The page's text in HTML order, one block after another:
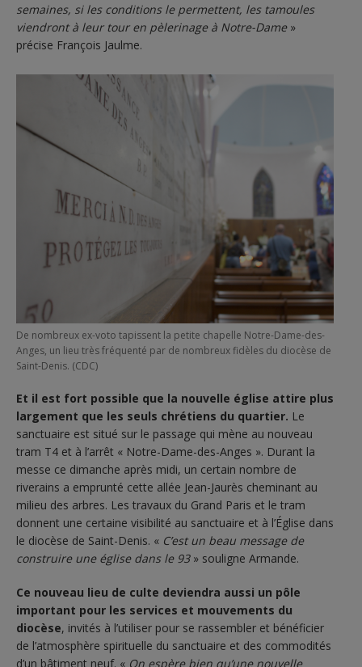
semaines, si les conditions le permettent, les tamoules
viendront à leur tour en pèlerinage à Notre-Dame»
précise François Jaulme.
De nombreux ex-voto tapissent la petite chapelle Notre-Dame-des-
Anges, un lieu très fréquenté par de nombreux fidèles du diocèse de
Saint-Denis. (CDC)
Et il est fort possible que la nouvelle église attire plus
largement que les seuls chrétiens du quartier. Le
sanctuaire est situé sur le passage qui mène au nouveau
tram T4 et à l’arrêt « Notre-Dame-des-Anges ». Durant la
messe ce dimanche après midi, un certain nombre de
riverains a emprunté cette allée Jean-Jaurès cheminant au
milieu des arbres. Les travaux du Grand Paris et le tram
donnent une certaine visibilité au sanctuaire et à l’Église dans
le diocèse de Saint-Denis. « C’est un beau message de
construire une église dans le 93» souligne Armande.
Ce nouveau lieu de culte deviendra aussi un pôle
important pour les services et mouvements du
diocèse, invités à l’utiliser pour se rassembler et bénéficier
de l’atmosphère spirituelle du sanctuaire et des commodités
d’un bâtiment neuf. « On espère bien qu’une nouvelle